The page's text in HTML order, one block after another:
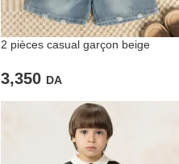
2 pièces casual garçon beige
3,350 DA